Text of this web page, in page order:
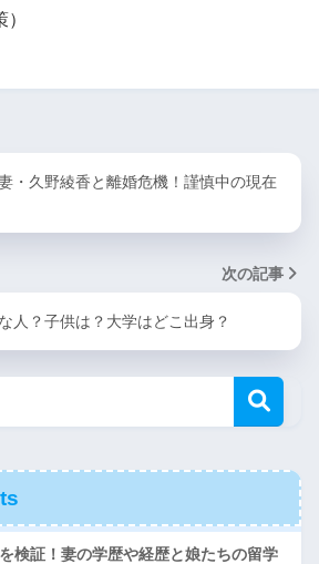
・久野綾香と離婚危機！謹慎中の現在
次の記事
人？子供は？大学はどこ出身？
検証！妻の学歴や経歴と娘たちの留学